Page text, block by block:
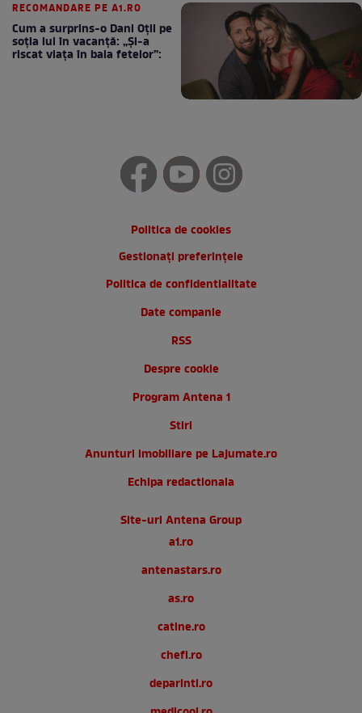
RECOMANDARE PE A1.RO
Cum a surprins-o Dani Oțil pe
soția lui în vacanță: „Și-a
riscat viața în baia fetelor”:
Politica de cookies
Gestionați preferințele
Politica de confidentialitate
Date companie
RSS
Despre cookie
Program Antena 1
Stiri
Anunturi imobiliare pe Lajumate.ro
Echipa redactionala
Site-uri Antena Group
a1.ro
antenastars.ro
as.ro
catine.ro
chefi.ro
deparinti.ro